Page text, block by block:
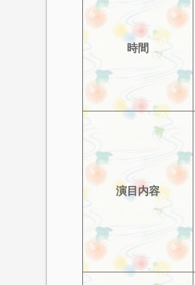
時間
演目内容